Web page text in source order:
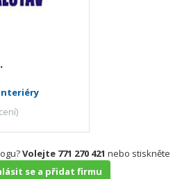
Volejte 771 270 421 nebo stiskněte
se a přidat firmu